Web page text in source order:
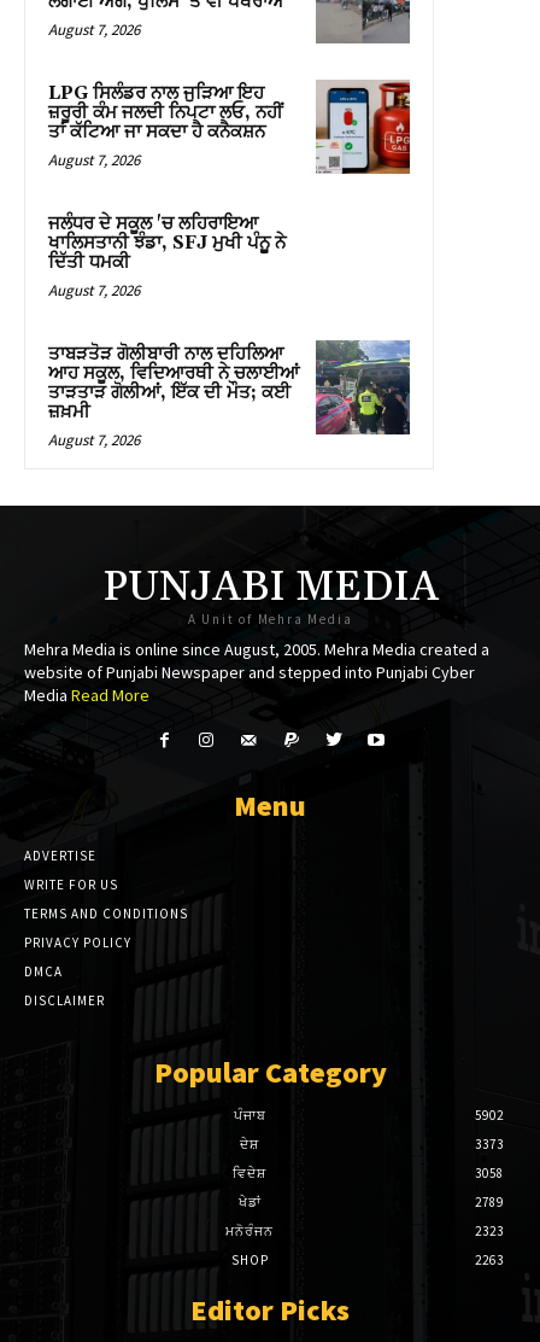
August 7, 2026
LPG ਸਿਲੰਡਰ ਨਾਲ ਜੁੜਿਆ ਇਹ
ਜ਼ਰੂਰੀ ਕੰਮ ਜਲਦੀ ਨਿਪਟਾ ਲਓ, ਨਹੀਂ
ਤਾਂ ਕੱਟਿਆ ਜਾ ਸਕਦਾ ਹੈ ਕਨੈਕਸ਼ਨ
August 7, 2026
ਜਲੰਧਰ ਦੇ ਸਕੂਲ 'ਚ ਲਹਿਰਾਇਆ
ਖਾਲਿਸਤਾਨੀ ਝੰਡਾ, SFJ ਮੁਖੀ ਪੰਨੂੂ ਨੇ
ਦਿੱਤੀ ਧਮਕੀ
August 7, 2026
ਤਾਬੜਤੋੜ ਗੋਲੀਬਾਰੀ ਨਾਲ ਦਹਿਲਿਆ
ਆਹ ਸਕੂਲ, ਵਿਦਿਆਰਥੀ ਨੇ ਚਲਾਈਆਂ
ਤਾੜਤਾੜ ਗੋਲੀਆਂ, ਇੱਕ ਦੀ ਮੌਤ; ਕਈ
ਜ਼ਖ਼ਮੀ
August 7, 2026
PUNJABI MEDIA
A Unit of Mehra Media
Mehra Media is online since August, 2005. Mehra Media created a
website of Punjabi Newspaper and stepped into Punjabi Cyber
Media Read More
Menu
ADVERTISE
WRITE FOR US
TERMS AND CONDITIONS
PRIVACY POLICY
DMCA
DISCLAIMER
Popular Category
ਪੰਜਾਬ
5902
ਦੇਸ਼
3373
ਵਿਦੇਸ਼
3058
ਖੇਡਾਂ
2789
ਮਨੋਰੰਜਨ
2323
SHOP
2263
Editor Picks